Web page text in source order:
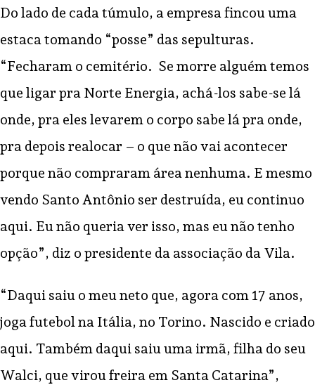
Do lado de cada túmulo, a empresa fincou uma
estaca tomando “posse” das sepulturas.
“Fecharam o cemitério. Se morre alguém temos
que ligar pra Norte Energia, achá-los sabe-se lá
onde, pra eles levarem o corpo sabe lá pra onde,
pra depois realocar – o que não vai acontecer
porque não compraram área nenhuma. E mesmo
vendo Santo Antônio ser destruída, eu continuo
aqui. Eu não queria ver isso, mas eu não tenho
opção”, diz o presidente da associação da Vila.
“Daqui saiu o meu neto que, agora com 17 anos,
joga futebol na Itália, no Torino. Nascido e criado
aqui. Também daqui saiu uma irmã, filha do seu
Walci, que virou freira em Santa Catarina”,